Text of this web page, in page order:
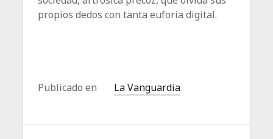
propios dedos con tanta euforia digital.
Publicado en La Vanguardia